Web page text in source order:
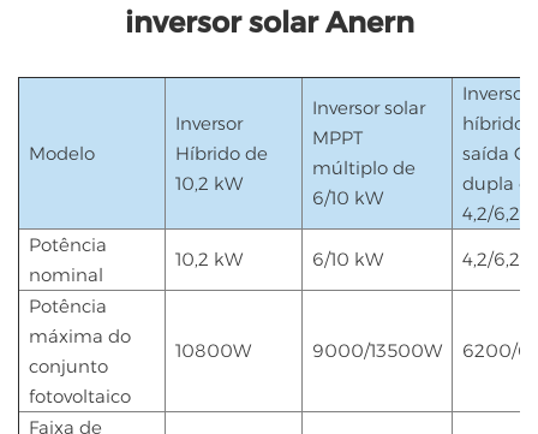
inversor solar Anern
Modelo
Inversor
Híbrido de
10,2 kW
Inversor solar
MPPT
múltiplo de
6/10 kW
Inversor
híbrido
saída
dupla
4,2/6,2
Potência
nominal
10,2 kW 6/10 kW 4,2/6,2
Potência
máxima do
conjunto
fotovoltaico
10800W 9000/13500W 6200/
Faixa de